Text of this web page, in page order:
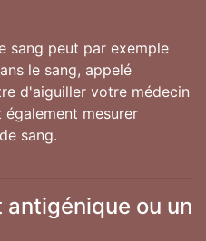
sang peut par exemple
le sang, appelé
d'aiguiller votre médecin
mesurer
sang.
ou un